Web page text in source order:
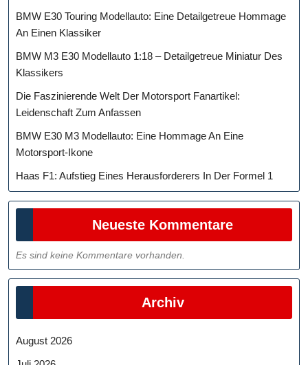
BMW E30 Touring Modellauto: Eine Detailgetreue Hommage
An Einen Klassiker
BMW M3 E30 Modellauto 1:18 – Detailgetreue Miniatur Des
Klassikers
Die Faszinierende Welt Der Motorsport Fanartikel:
Leidenschaft Zum Anfassen
BMW E30 M3 Modellauto: Eine Hommage An Eine
Motorsport-Ikone
Haas F1: Aufstieg Eines Herausforderers In Der Formel 1
Neueste Kommentare
Es sind keine Kommentare vorhanden.
Archiv
August 2026